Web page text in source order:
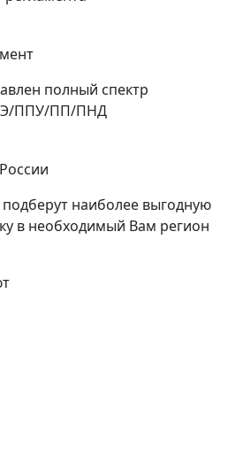
полный спектр
ППУ/ПП/ПНД
наиболее выгодную
в необходимый Вам регион